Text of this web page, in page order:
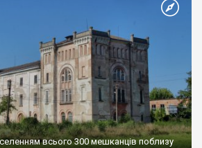
всього 300 мешканців поблизу